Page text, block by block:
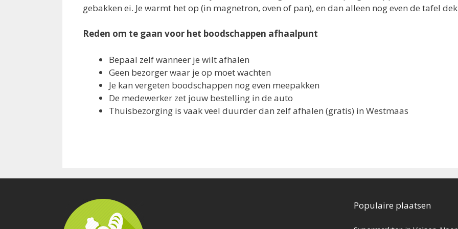
gebakken ei. Je warmt het op (in magnetron, oven of pan), en dan alleen nog even de tafel
Reden om te gaan voor het boodschappen afhaalpunt
Bepaal zelf wanneer je wilt afhalen
Geen bezorger waar je op moet wachten
Je kan vergeten boodschappen nog even meepakken
De medewerker zet jouw bestelling in de auto
Thuisbezorging is vaak veel duurder dan zelf afhalen (gratis) in Westmaas
Populaire plaatsen